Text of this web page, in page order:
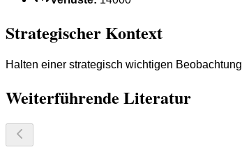
Strategischer Kontext
Halten einer strategisch wichtigen
Weiterführende Literatur